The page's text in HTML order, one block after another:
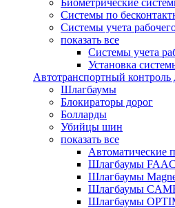
Системы по
Системы учета
показать все
Системы учета
Установка
Автотранспортный контроль
Шлагбаумы
Блокираторы дорог
Болларды
Убийцы шин
показать все
Автоматические
Шлагбаумы FAAC
Шлагбаумы
Шлагбаумы
Шлагбаумы